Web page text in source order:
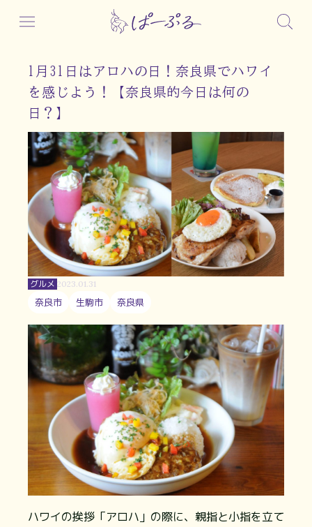
1月31日はアロハの日！奈良県でハワイ
を感じよう！【奈良県的今日は何の
日？】
グルメ 2023.01.31
奈良市 生駒市 奈良県
ハワイの挨拶「アロハ」の際に、親指と小指を立て